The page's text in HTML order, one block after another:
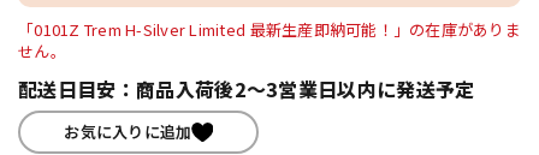
「0101Z Trem H-Silver Limited 最新生産即納可能！」の在庫がありま
せん。
配送日目安：商品入荷後2～3営業日以内に発送予定
お気に入りに追加